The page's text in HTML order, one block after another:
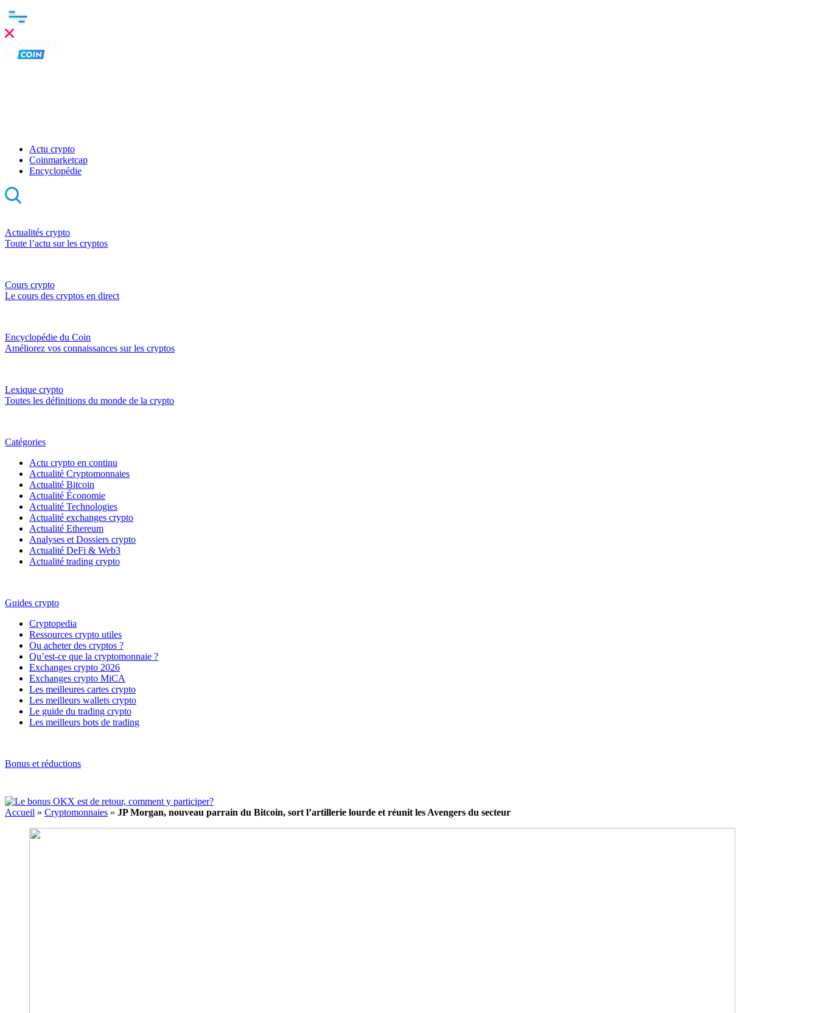
Actu crypto
Coinmarketcap
Encyclopédie
Actualités crypto
Toute l’actu sur les cryptos
Cours crypto
Le cours des cryptos en direct
Encyclopédie du Coin
Améliorez vos connaissances sur les cryptos
Lexique crypto
Toutes les définitions du monde de la crypto
Catégories
Actu crypto en continu
Actualité Cryptomonnaies
Actualité Bitcoin
Actualité Économie
Actualité Technologies
Actualité exchanges crypto
Actualité Ethereum
Analyses et Dossiers crypto
Actualité DeFi & Web3
Actualité trading crypto
Guides crypto
Cryptopedia
Ressources crypto utiles
Ou acheter des cryptos ?
Qu’est-ce que la cryptomonnaie ?
Exchanges crypto 2026
Exchanges crypto MiCA
Les meilleures cartes crypto
Les meilleurs wallets crypto
Le guide du trading crypto
Les meilleurs bots de trading
Bonus et réductions
Accueil » Cryptomonnaies » JP Morgan, nouveau parrain du Bitcoin, sort l’artillerie lourde et réunit les Avengers du secteur